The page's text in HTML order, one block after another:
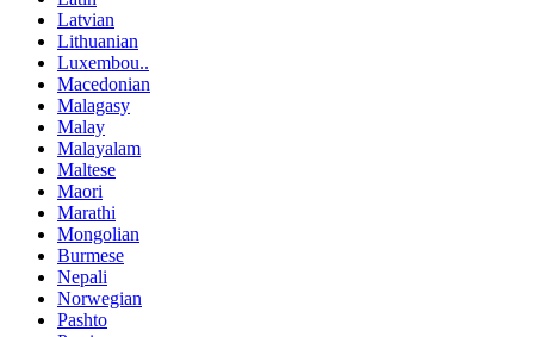
Latvian
Lithuanian
Luxembou..
Macedonian
Malagasy
Malay
Malayalam
Maltese
Maori
Marathi
Mongolian
Burmese
Nepali
Norwegian
Pashto